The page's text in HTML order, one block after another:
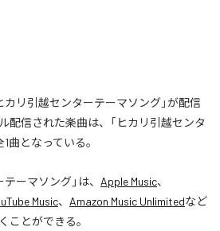
カリ引越センターテーマソング」が配信
配信された楽曲は、「ヒカリ引越センタ
曲となっている。
テーマソング」は、 Apple Music、
Music、 Amazon Music Unlimitedなど
ことができる。